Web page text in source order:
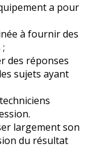
a pour
à fournir des
des réponses
sujets ayant
largement son
du résultat